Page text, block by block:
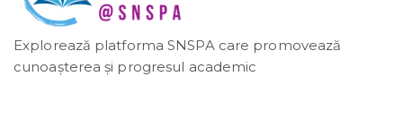
Explorează platforma SNSPA care promovează
cunoașterea și progresul academic